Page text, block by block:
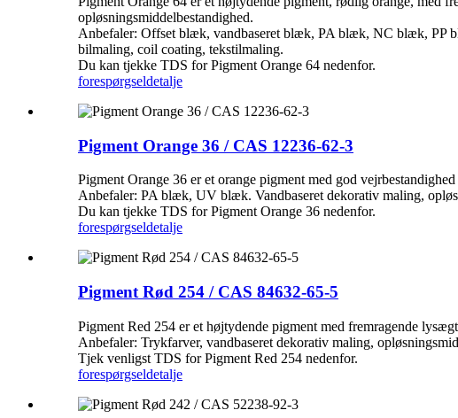
opløsningsmiddelbestandighed.
Anbefaler: Offset blæk, vandbaseret blæk, PA blæk, NC blæk, PP
bilmaling, coil coating, tekstilmaling.
Du kan tjekke TDS for Pigment Orange 64 nedenfor.
forespørgseldetalje
Pigment Orange 36 / CAS 12236-62-3
Pigment Orange 36 er et orange pigment med god
Anbefaler: PA blæk, UV blæk. Vandbaseret dekorativ maling,
Du kan tjekke TDS for Pigment Orange 36 nedenfor.
forespørgseldetalje
Pigment Rød 254 / CAS 84632-65-5
Pigment Red 254 er et højtydende pigment med fremragende
Anbefaler: Trykfarver, vandbaseret dekorativ maling,
Tjek venligst TDS for Pigment Red 254 nedenfor.
forespørgseldetalje